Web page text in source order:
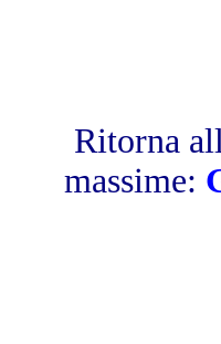
Ritorna
massime: